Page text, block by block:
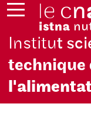
Institut
technique